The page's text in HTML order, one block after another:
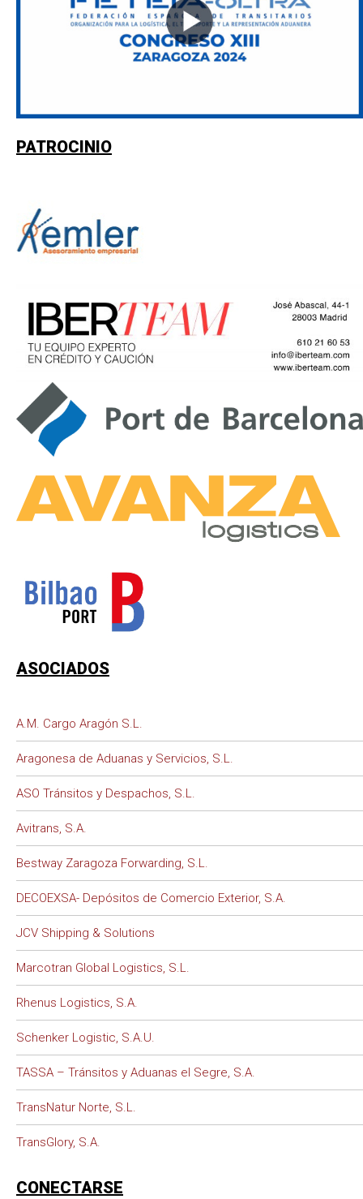
PATROCINIO
ASOCIADOS
A.M. Cargo Aragón S.L.
Aragonesa de Aduanas y Servicios, S.L.
ASO Tránsitos y Despachos, S.L.
Avitrans, S.A.
Bestway Zaragoza Forwarding, S.L.
DECOEXSA- Depósitos de Comercio Exterior, S.A.
JCV Shipping & Solutions
Marcotran Global Logistics, S.L.
Rhenus Logistics, S.A.
Schenker Logistic, S.A.U.
TASSA – Tránsitos y Aduanas el Segre, S.A.
TransNatur Norte, S.L.
TransGlory, S.A.
CONECTARSE